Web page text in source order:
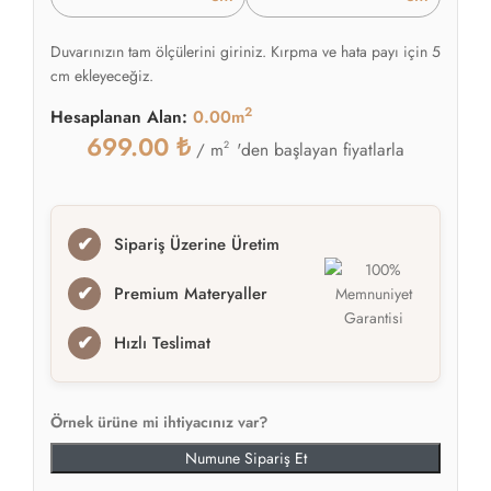
Duvarınızın tam ölçülerini giriniz. Kırpma ve hata payı için 5
cm ekleyeceğiz.
Hesaplanan Alan: 0.00m2
699.00 ₺ / m2 'den başlayan fiyatlarla
✔ Sipariş Üzerine Üretim
✔ Premium Materyaller
✔ Hızlı Teslimat
Örnek ürüne mi ihtiyacınız var?
Numune Sipariş Et